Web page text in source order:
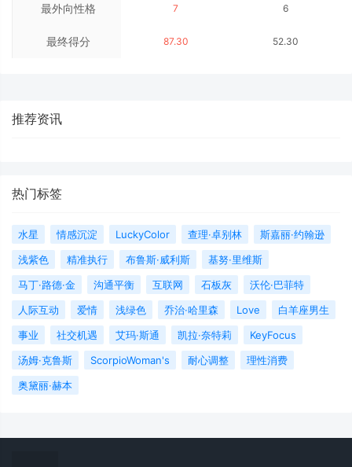
最外向性格
最终得分
7
87.30
6
52.30
推荐资讯
热门标签
水星 情感沉淀 LuckyColor 查理·卓别林
斯嘉丽·约翰逊
浅紫色
精准执行 布鲁斯·威利斯
基努·里维斯
马丁·路德·金
沟通平衡 互联网 石板灰
沃伦·巴菲特
人际互动
爱情 浅绿色 乔治·哈里森 Love
白羊座男生
事业
社交机遇 艾玛·斯通 凯拉·奈特莉
KeyFocus
汤姆·克鲁斯
ScorpioWoman's 耐心调整
理性消费
奥黛丽·赫本